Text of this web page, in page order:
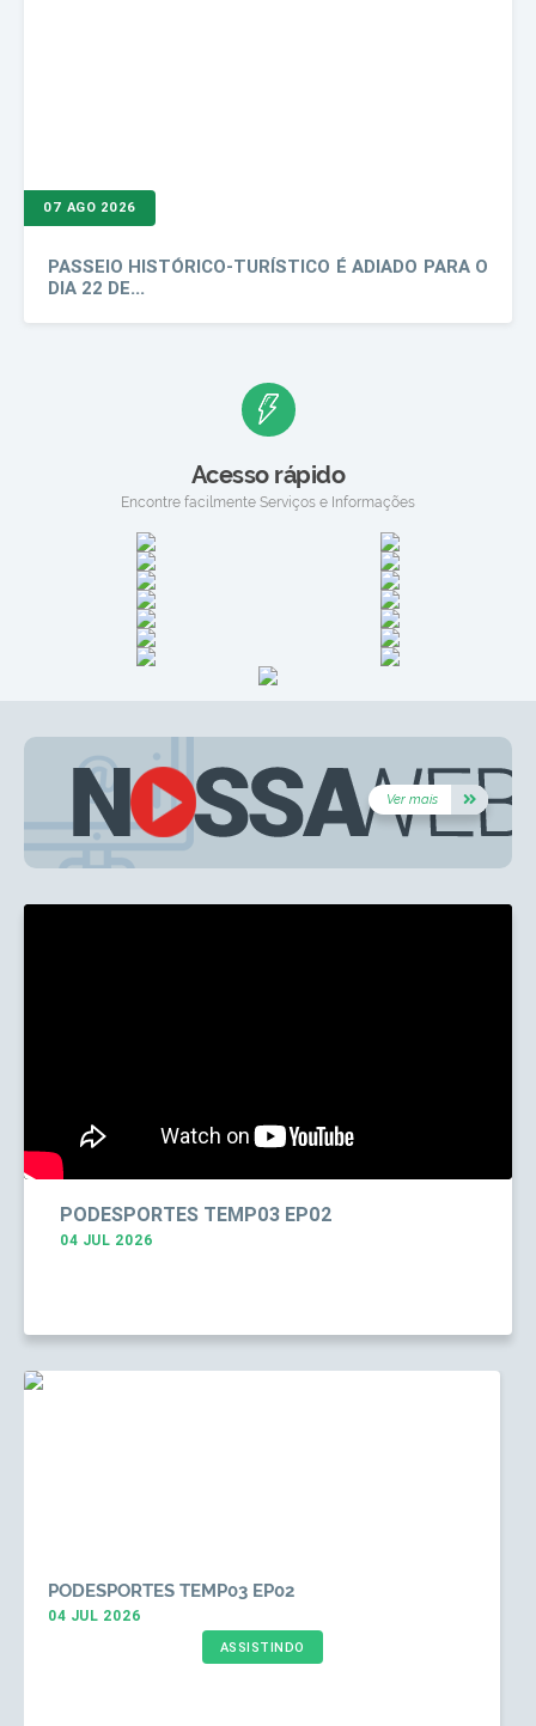
07 AGO 2026
PASSEIO HISTÓRICO-TURÍSTICO É ADIADO PARA O
DIA 22 DE...
Acesso rápido
Encontre facilmente Serviços e Informações
Ver mais
PODESPORTES TEMP03 EP02
04 JUL 2026
PODESPORTES TEMP03 EP02
04 JUL 2026
ASSISTINDO